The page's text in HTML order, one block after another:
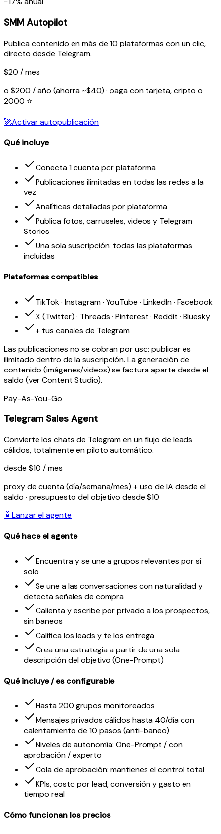
SMM Autopilot
Publica contenido en más de 10 plataformas con un clic,
directo desde Telegram.
$20 / mes
o $200 / año (ahorra ~$40) · paga con tarjeta, cripto o
2000 ⭐
🚀Activar autopublicación
Qué incluye
Conecta 1 cuenta por plataforma
Publicaciones ilimitadas en todas las redes a la
vez
Analíticas detalladas por plataforma
Publica fotos, carruseles, videos y Telegram
Stories
Una sola suscripción: todas las plataformas
incluidas
Plataformas compatibles
TikTok · Instagram · YouTube · LinkedIn · Facebook
X (Twitter) · Threads · Pinterest · Reddit · Bluesky
+ tus canales de Telegram
Las publicaciones no se cobran por uso: publicar es
ilimitado dentro de la suscripción. La generación de
contenido (imágenes/videos) se factura aparte desde el
saldo (ver Content Studio).
Pay-As-You-Go
Telegram Sales Agent
Convierte los chats de Telegram en un flujo de leads
cálidos, totalmente en piloto automático.
desde $10 / mes
proxy de cuenta (día/semana/mes) + uso de IA desde el
saldo · presupuesto del objetivo desde $10
🤖Lanzar el agente
Qué hace el agente
Encuentra y se une a grupos relevantes por sí
solo
Se une a las conversaciones con naturalidad y
detecta señales de compra
Calienta y escribe por privado a los prospectos,
sin baneos
Califica los leads y te los entrega
Crea una estrategia a partir de una sola
descripción del objetivo (One-Prompt)
Qué incluye / es configurable
Hasta 200 grupos monitoreados
Mensajes privados cálidos hasta 40/día con
calentamiento de 10 pasos (anti-baneo)
Niveles de autonomía: One-Prompt / con
aprobación / experto
Cola de aprobación: mantienes el control total
KPIs, costo por lead, conversión y gasto en
tiempo real
Cómo funcionan los precios